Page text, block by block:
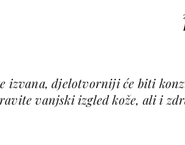
izvana, djelotvorniji će biti
vanjski izgled kože, ali i
WhatsApp